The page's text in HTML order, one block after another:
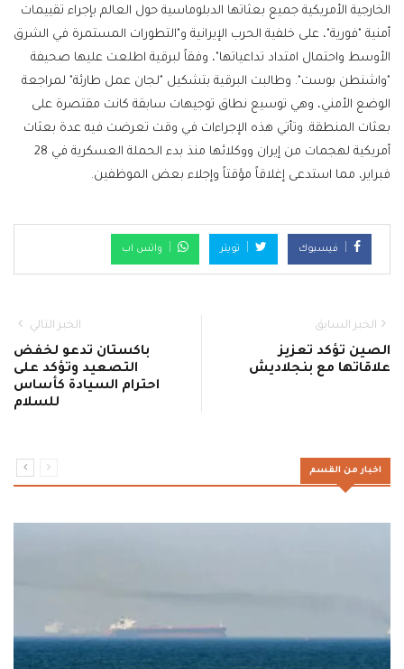
الخارجية الأمريكية جميع بعثاتها الدبلوماسية حول العالم بإجراء تقييمات
أمنية "فورية"، على خلفية الحرب الإيرانية و"التطورات المستمرة في الشرق
الأوسط واحتمال امتداد تداعياتها"، وفقاً لبرقية اطلعت عليها صحيفة
"واشنطن بوست". وطالبت البرقية بتشكيل "لجان عمل طارئة" لمراجعة
الوضع الأمني، وهي توسيع نطاق توجيهات سابقة كانت مقتصرة على
بعثات المنطقة. وتأتي هذه الإجراءات في وقت تعرضت فيه عدة بعثات
أمريكية لهجمات من إيران ووكلائها منذ بدء الحملة العسكرية في 28
فبراير، مما استدعى إغلاقاً مؤقتاً وإجلاء بعض الموظفين.
فيسبوك تويتر واتس اب
الخبر السابق
الصين تؤكد تعزيز
علاقاتها مع بنجلاديش
الخبر التالي
باكستان تدعو لخفض
التصعيد وتؤكد على
احترام السيادة كأساس
للسلام
اخبار من القسم